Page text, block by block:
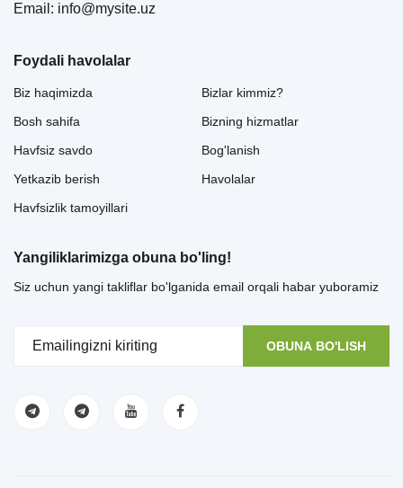
Email: info@mysite.uz
Foydali havolalar
Biz haqimizda
Bosh sahifa
Havfsiz savdo
Yetkazib berish
Havfsizlik tamoyillari
Bizlar kimmiz?
Bizning hizmatlar
Bog'lanish
Havolalar
Yangiliklarimizga obuna bo'ling!
Siz uchun yangi takliflar bo'lganida email orqali habar yuboramiz
OBUNA BO'LISH